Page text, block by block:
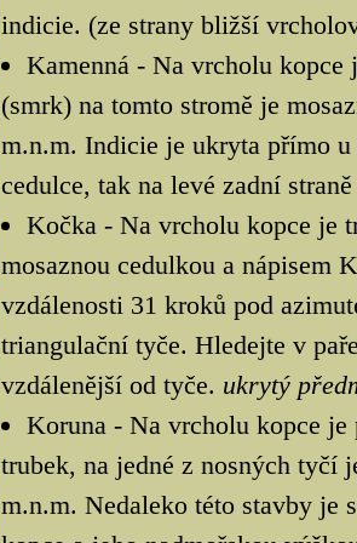
indicie. (ze strany bližší
Kamenná - Na vrcholu
(smrk) na tomto stromě je
m.n.m. Indicie je ukryta přímo
cedulce, tak na levé zadní
Kočka - Na vrcholu kopce je
mosaznou cedulkou a nápisem
vzdálenosti 31 kroků pod
triangulační tyče. Hledejte v
vzdálenější od tyče. ukrytý
Koruna - Na vrcholu kopce je
trubek, na jedné z nosných tyčí
m.n.m. Nedaleko této stavby je